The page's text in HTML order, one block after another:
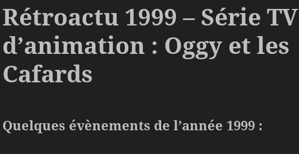
Rétroactu 1999 – Série TV
d’animation : Oggy et les
Cafards
Quelques évènements de l’année 1999 :